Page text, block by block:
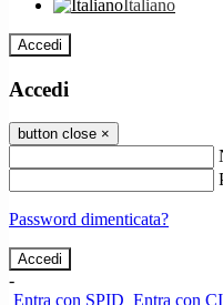
Italiano
Accedi
Accedi
button close ×
Password dimenticata?
-
Entra con SPID Entra con